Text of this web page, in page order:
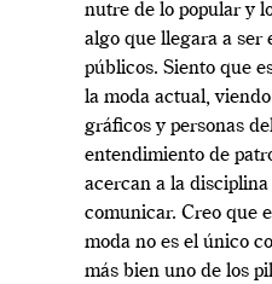
nutre de lo popular y
algo que llegara a ser
públicos. Siento que
la moda actual,
gráficos y personas
entendimiento de
acercan a la
comunicar. Creo que
moda no es el único
más bien uno de los